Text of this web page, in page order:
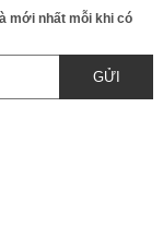
mới nhất mỗi khi có
GỬI